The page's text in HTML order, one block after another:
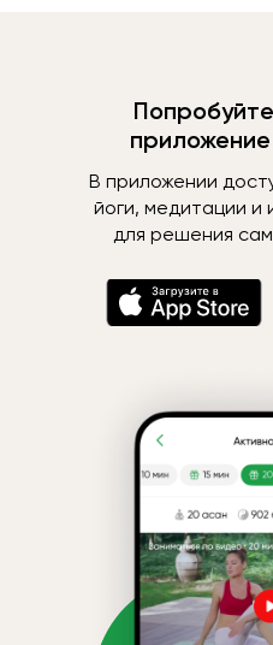
В приложении
йоги, медитации и
для решения